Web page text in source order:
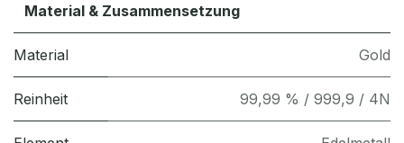
Material & Zusammensetzung
Material Gold
Reinheit 99,99 % / 999,9 / 4N